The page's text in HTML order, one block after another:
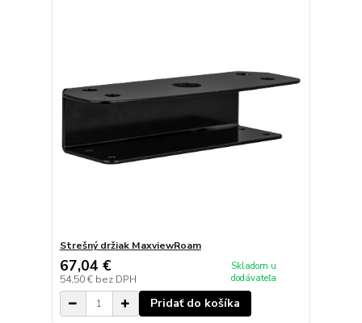
Strešný držiak MaxviewRoam
67,04 €
54,50 € bez DPH
Skladom u
dodávateľa
Pridať do košíka